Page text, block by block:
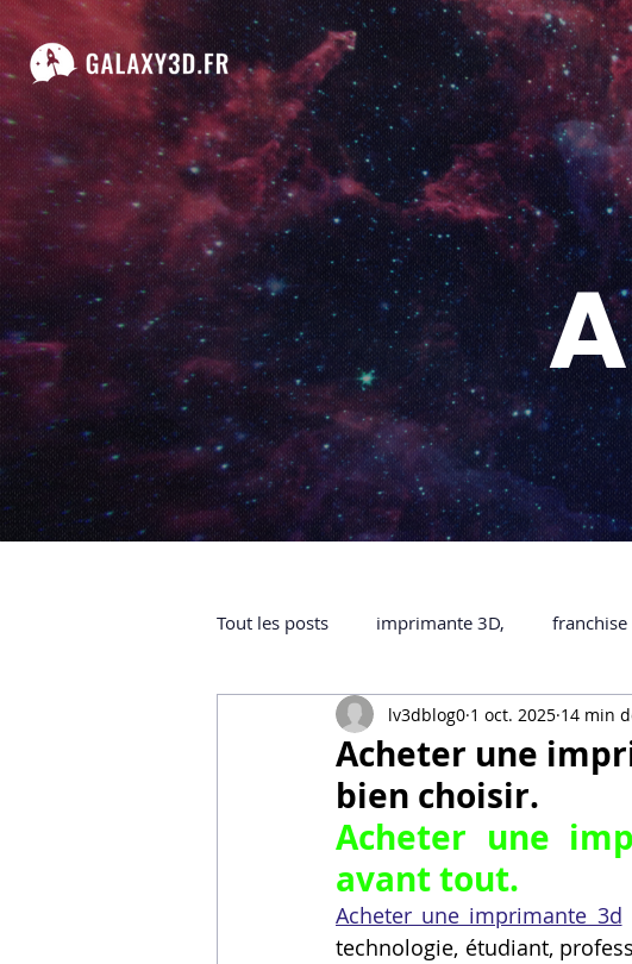
Tout les posts imprimante 3D, franchise
impression 3D à la demande
ARTILLERY 3D
certifiée QUALIOPI Refaire une piece
Acheter une
bien choisir.
lv3dblog0 1 oct. 2025 14 min
Acheter une
avant tout.
Acheter une imprimante 3d
technologie, étudiant,